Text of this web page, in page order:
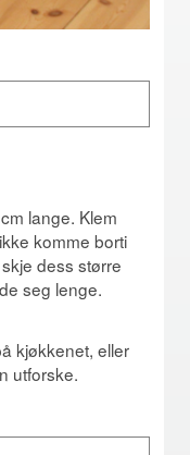
lange. Klem
komme borti
dess større
seg lenge.
kjøkkenet, eller
utforske.